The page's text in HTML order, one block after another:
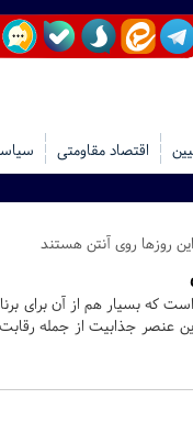
اقتصاد مقاومتی
روزها روی آنتن هستند
است که بسیار هم از آن برای
عنصر جذابیت از جمله